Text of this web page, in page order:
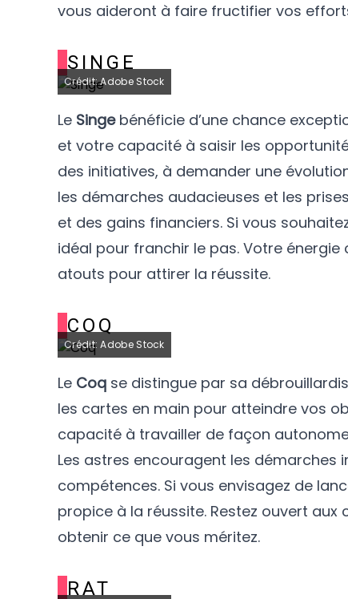
vous aideront à faire fructifier vos
SINGE
Crédit: Adobe Stock
Le Singebénéficie d’une chance
et votre capacité à saisir les
des initiatives, à demander une
les démarches audacieuses et les
et des gains financiers. Si vous
idéal pour franchir le pas. Votre
atouts pour attirer la réussite.
COQ
Crédit: Adobe Stock
Le Coq se distingue par sa
les cartes en main pour atteindre vos
capacité à travailler de façon
Les astres encouragent les démarches
compétences. Si vous envisagez de
propice à la réussite. Restez ouvert
obtenir ce que vous méritez.
RAT